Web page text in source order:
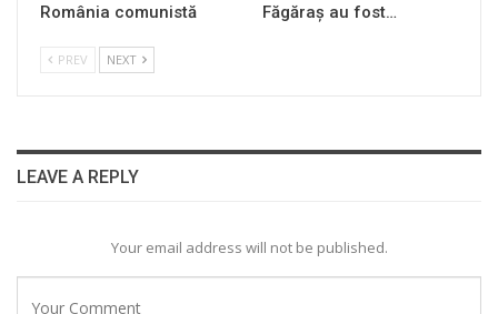
România comunistă
Făgăraș au fost…
PREV NEXT
LEAVE A REPLY
Your email address will not be published.